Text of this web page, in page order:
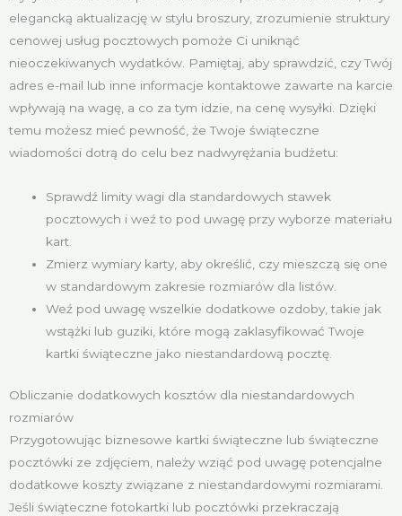
elegancką aktualizację w stylu broszury, zrozumienie struktury
cenowej usług pocztowych pomoże Ci uniknąć
nieoczekiwanych wydatków. Pamiętaj, aby sprawdzić, czy Twój
adres e-mail lub inne informacje kontaktowe zawarte na karcie
wpływają na wagę, a co za tym idzie, na cenę wysyłki. Dzięki
temu możesz mieć pewność, że Twoje świąteczne
wiadomości dotrą do celu bez nadwyrężania budżetu:
Sprawdź limity wagi dla standardowych stawek
pocztowych i weź to pod uwagę przy wyborze materiału
kart.
Zmierz wymiary karty, aby określić, czy mieszczą się one
w standardowym zakresie rozmiarów dla listów.
Weź pod uwagę wszelkie dodatkowe ozdoby, takie jak
wstążki lub guziki, które mogą zaklasyfikować Twoje
kartki świąteczne jako niestandardową pocztę.
Obliczanie dodatkowych kosztów dla niestandardowych
rozmiarów
Przygotowując biznesowe kartki świąteczne lub świąteczne
pocztówki ze zdjęciem, należy wziąć pod uwagę potencjalne
dodatkowe koszty związane z niestandardowymi rozmiarami.
Jeśli świąteczne fotokartki lub pocztówki przekraczają